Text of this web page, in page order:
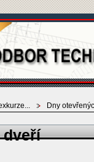
Dny
dveří